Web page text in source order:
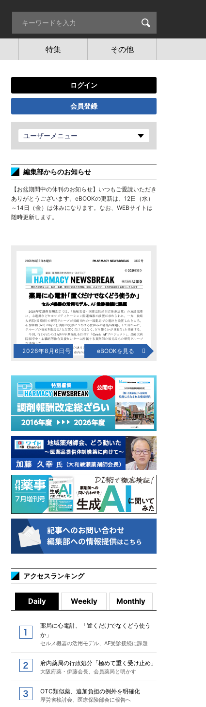
特集 その他
ログイン
会員登録
ユーザーメニュー
編集部からのお知らせ
【お盆期間中の休刊のお知らせ】いつもご愛読いただき
ありがとうございます。eBOOKの更新は、12日（水）
～14日（金）は休みになります。なお、WEBサイトは
随時更新します。
2026年8月6日号 eBOOKを見る
アクセスランキング
Daily Weekly Monthly
薬局に心電計、「置くだけでなくどう使う
か」
セルメ機器の活用モデル、AF受診接続に課題
府内薬局の行政処分「極めて重く受け止め」
大阪府薬・伊藤会長、会員薬局と明かす
OTC類似薬、追加負担の例外を明確化
厚労省検討会、医療保険部会に報告へ